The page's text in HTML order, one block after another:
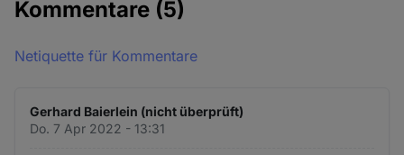
Kommentare (5)
Netiquette für Kommentare
Gerhard Baierlein (nicht überprüft)
Do. 7 Apr 2022 - 13:31